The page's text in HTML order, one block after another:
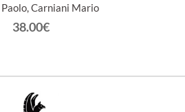
Carniani Mario
38.00€